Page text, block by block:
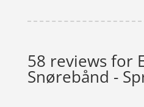
58 reviews for
Snørebånd -